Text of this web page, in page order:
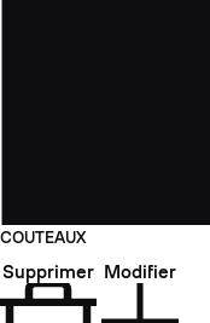
COUTEAUX
Supprimer Modifier